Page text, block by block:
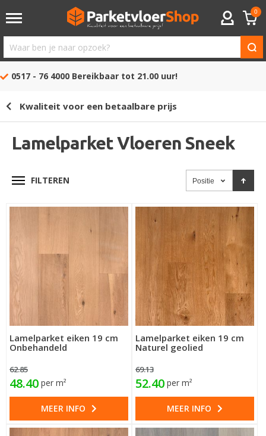
ACCOUNT
0
Waar
ben
opzoek?
0517 - 76 4000 Bereikbaar tot 21.00 uur!
Kwaliteit voor een betaalbare prijs
Lamelparket Vloeren Sneek
FILTEREN Positie
Lamelparket eiken 19 cm
Onbehandeld
62.85
48.40 per m²
MEER INFO
Lamelparket eiken 19 cm
Naturel geolied
69.13
52.40 per m²
MEER INFO